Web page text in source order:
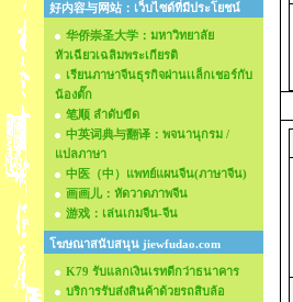
好内容与网站：เว็บไซด์ที่มีประโยชน์
华侨崇圣大学：มหาวิทยาลัย
หัวเฉียวเฉลิมพระเกียรติ
เรียนภาษาจีนธุรกิจผ่านเเล็กเชอร์กับ
น้องตั๊ก
笔顺 ลำดับขีด
中英词典与翻译：พจนานุกรม /
แปลภาษา
中医（中）แพทย์แผนจีน(ภาษาจีน)
画画儿：หัดวาดภาพจีน
游戏：เล่นเกมจีน-จีน
โฆษณาสนับสนุน jiewfudao.com
K79 รับแลกเงินเรทดีกว่าธนาคาร
บริการรับส่งสินค้าด้วยรถสิบล้อ